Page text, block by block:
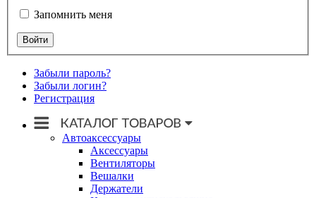
Запомнить меня
Забыли пароль?
Забыли логин?
Регистрация
Автоаксессуары
Аксессуары
Вентиляторы
Вешалки
Держатели